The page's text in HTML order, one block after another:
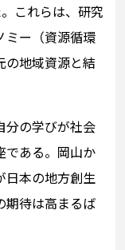
これらは、研究
ミー（資源循環
の地域資源と結
分の学びが社会
である。岡山か
日本の地方創生
期待は高まるば